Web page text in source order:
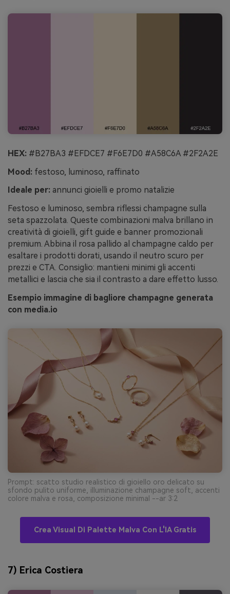
HEX: #B27BA3 #EFDCE7 #F6E7D0 #A58C6A #2F2A2E
Mood: festoso, luminoso, raffinato
Ideale per: annunci gioielli e promo natalizie
Festoso e luminoso, sembra riflessi champagne sulla
seta spazzolata. Queste combinazioni malva brillano in
creatività di gioielli, gift guide e banner promozionali
premium. Abbina il rosa pallido al champagne caldo per
esaltare i prodotti dorati, usando il neutro scuro per
prezzi e CTA. Consiglio: mantieni minimi gli accenti
metallici e lascia che sia il contrasto a dare effetto lusso.
Esempio immagine di bagliore champagne generata
con media.io
Prompt: scatto studio realistico di gioiello oro delicato su
sfondo pulito uniforme, illuminazione champagne soft, accenti
colore malva e rosa, composizione minimal --ar 3:2
Crea Visual Di Palette Malva Con L'IA Gratis
7) Erica Costiera